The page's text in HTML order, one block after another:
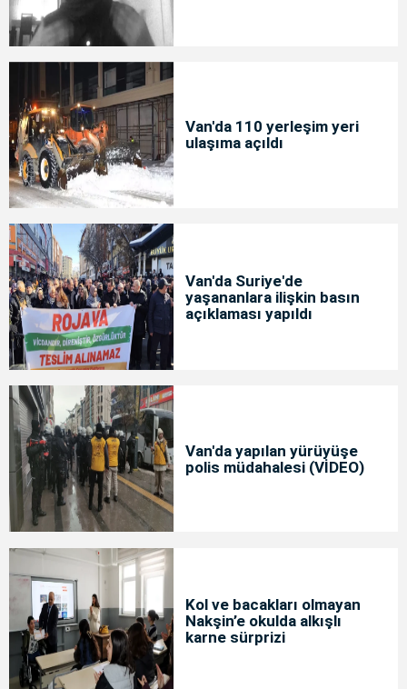
Van'da 110 yerleşim yeri
ulaşıma açıldı
Van'da Suriye'de
yaşananlara ilişkin basın
açıklaması yapıldı
Van'da yapılan yürüyüşe
polis müdahalesi (VİDEO)
Kol ve bacakları olmayan
Nakşin’e okulda alkışlı
karne sürprizi